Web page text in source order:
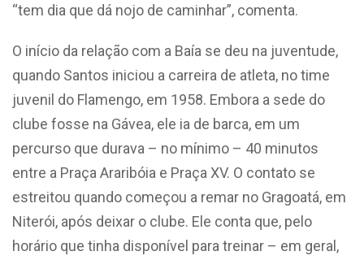
“tem dia que dá nojo de caminhar”, comenta.
O início da relação com a Baía se deu na juventude,
quando Santos iniciou a carreira de atleta, no time
juvenil do Flamengo, em 1958. Embora a sede do
clube fosse na Gávea, ele ia de barca, em um
percurso que durava – no mínimo – 40 minutos
entre a Praça Araribóia e Praça XV. O contato se
estreitou quando começou a remar no Gragoatá, em
Niterói, após deixar o clube. Ele conta que, pelo
horário que tinha disponível para treinar – em geral,